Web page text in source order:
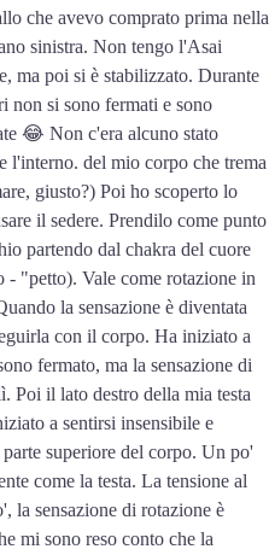
che avevo comprato prima nella
sinistra. Non tengo l'Asai
ma poi si è stabilizzato. Durante
non si sono fermati e sono
😂 Non c'era alcuno stato
l'interno. del mio corpo che trema
giusto?) Poi ho scoperto lo
il sedere. Prendilo come punto
partendo dal chakra del cuore
"petto). Vale come rotazione in
la sensazione è diventata
con il corpo. Ha iniziato a
fermato, ma la sensazione di
Poi il lato destro della mia testa
a sentirsi insensibile e
superiore del corpo. Un po'
come la testa. La tensione al
la sensazione di rotazione è
mi sono reso conto che la